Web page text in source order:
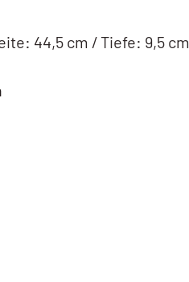
44,5 cm / Tiefe: 9,5 cm